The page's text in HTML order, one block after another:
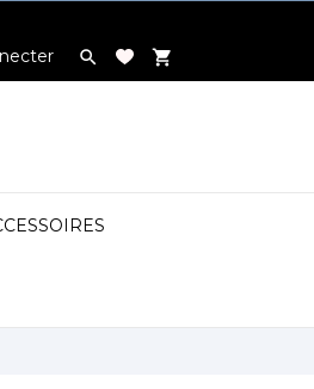
 shopping_cart